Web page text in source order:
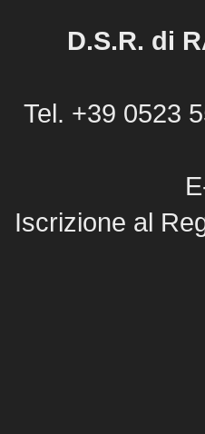
D.S.R. di
Tel. +39 0523
Iscrizione al